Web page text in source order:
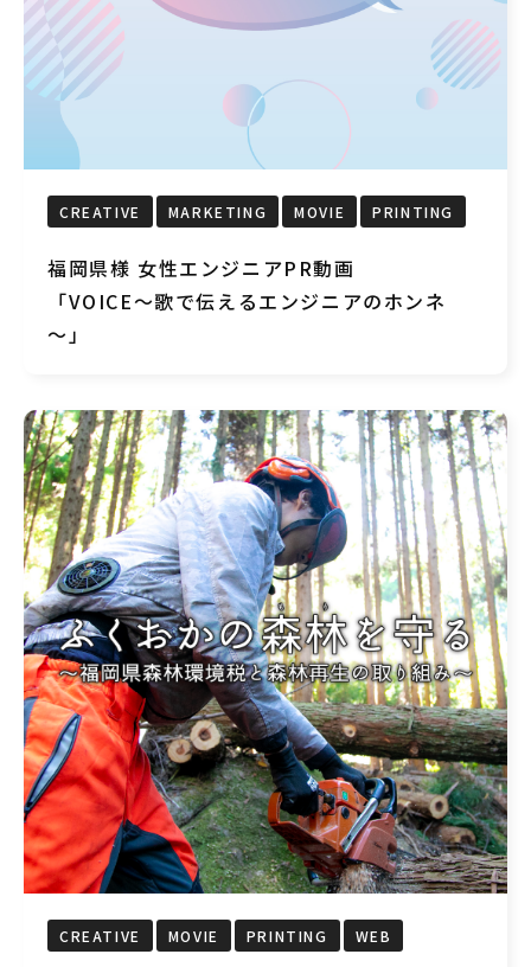
CREATIVE MARKETING MOVIE PRINTING
福岡県様 女性エンジニアPR動画
「VOICE～歌で伝えるエンジニアのホンネ
～」
CREATIVE MOVIE PRINTING WEB